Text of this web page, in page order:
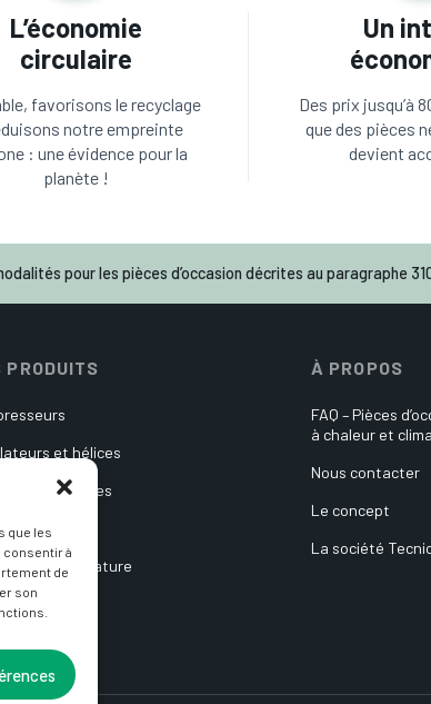
que les
consentir à
de
son
L’économie
circulaire
favorisons le recyclage
notre empreinte
: une évidence pour la
planète !
Un
Des prix jusqu’à
que des pièces
devient
pour les pièces d’occasion décrites au paragraphe
PRODUITS
et hélices
électroniques
de température
divers
À PROPOS
FAQ – Pièces
à chaleur et
Nous contacter
Le concept
La société